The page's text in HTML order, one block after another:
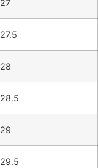
27
27.5
28
28.5
29
29.5